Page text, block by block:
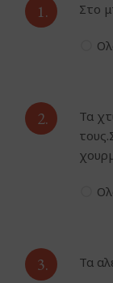
1. Στο
2.
Τα
3. Τα